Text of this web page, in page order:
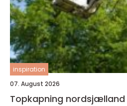
inspiration
07. August 2026
Topkapning nordsjælland